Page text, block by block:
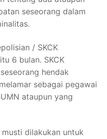
seseorang dalam
/ SKCK
6 bulan. SKCK
hendak
sebagai pegawai
ataupun yang
dilakukan untuk